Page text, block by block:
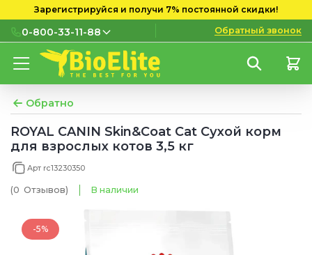
Зарегистрируйся и получи 7% постоянной скидки!
0-800-33-11-88
0-800-33-11-88
мобильных номеров
(097) 133 11 88
(095) 133 11 88
Обратный звонок
Обратно
ROYAL CANIN Skin&Coat Cat Сухой корм
для взрослых котов 3,5 кг
Арт rc13230350
(0 Отзывов) В наличии
-5%